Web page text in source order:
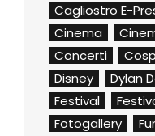
Cagliostro E-
Cinema
Concerti
Disney
Dylan
Festival
Fotogallery